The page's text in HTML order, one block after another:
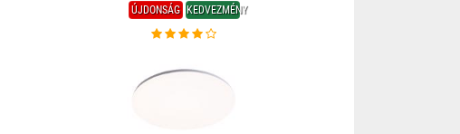
ÚJDONSÁG KEDVEZMÉNY